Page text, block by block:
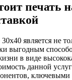
печать
30х40 является не
выгодным
в виде
данной
ключевыми